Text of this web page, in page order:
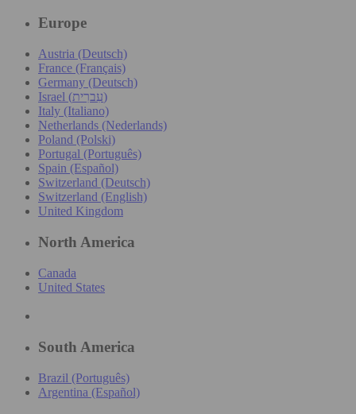
Europe
Austria (Deutsch)
France (Français)
Germany (Deutsch)
Israel (עִברִית)
Italy (Italiano)
Netherlands (Nederlands)
Poland (Polski)
Portugal (Português)
Spain (Español)
Switzerland (Deutsch)
Switzerland (English)
United Kingdom
North America
Canada
United States
South America
Brazil (Português)
Argentina (Español)